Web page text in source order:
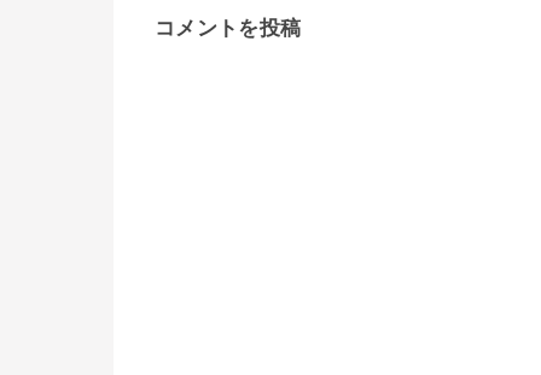
コメントを投稿